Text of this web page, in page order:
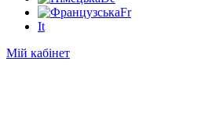
Fr
It
Мій кабінет